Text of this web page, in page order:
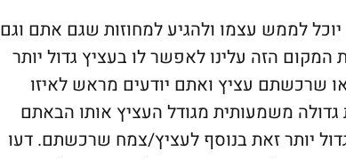
לממש עצמו ולהגיע למחוזות שגם אתם וגם
הזה עלינו לאפשר לו בעציץ גדול יותר
שרכשתם עציץ ואתם יודעים מראש לאיזו
גדולה משמעותית מגודל העציץ אותו הבאתם
יותר זאת בנוסף לעציץ/צמח שרכשתם. דעו